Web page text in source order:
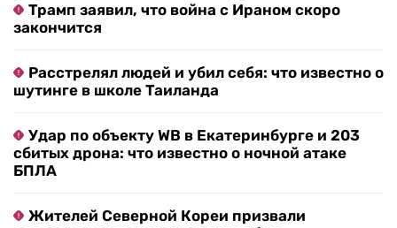
Трамп заявил, что война с Ираном скоро
закончится
Расстрелял людей и убил себя: что известно о
шутинге в школе Таиланда
Удар по объекту WB в Екатеринбурге и 203
сбитых дрона: что известно о ночной атаке
БПЛА
Жителей Северной Кореи призвали